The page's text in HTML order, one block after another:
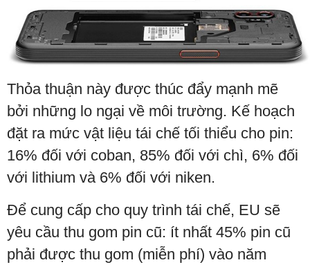
Thỏa thuận này được thúc đẩy mạnh mẽ
bởi những lo ngại về môi trường. Kế hoạch
đặt ra mức vật liệu tái chế tối thiểu cho pin:
16% đối với coban, 85% đối với chì, 6% đối
với lithium và 6% đối với niken.
Để cung cấp cho quy trình tái chế, EU sẽ
yêu cầu thu gom pin cũ: ít nhất 45% pin cũ
phải được thu gom (miễn phí) vào năm